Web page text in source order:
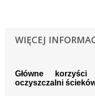
WIĘCEJ
Główne
oczyszczalni